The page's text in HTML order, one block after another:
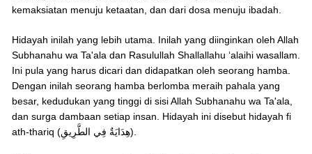
kemaksiatan menuju ketaatan, dan dari dosa menuju ibadah.
Hidayah inilah yang lebih utama. Inilah yang diinginkan oleh Allah
Subhanahu wa Ta'ala dan Rasulullah Shallallahu ‘alaihi wasallam.
Ini pula yang harus dicari dan didapatkan oleh seorang hamba.
Dengan inilah seorang hamba berlomba meraih pahala yang
besar, kedudukan yang tinggi di sisi Allah Subhanahu wa Ta'ala,
dan surga dambaan setiap insan. Hidayah ini disebut hidayah fi
ath-thariq (هِدَايَةٌ فِي الطَّرِيقِ).